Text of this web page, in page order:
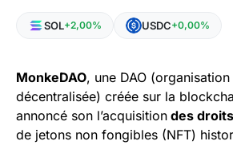
SOL+2,00% USDC+0,00%
MonkeDAO, une DAO
décentralisée) créée sur la
annoncé son l’acquisition des
de jetons non fongibles (NFT)